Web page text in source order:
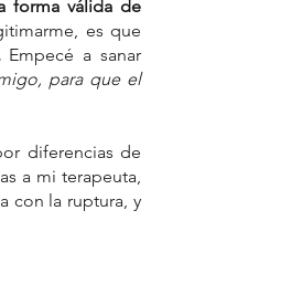
forma válida de
es que
Empecé a sanar
para que el
diferencias de
a mi terapeuta,
con la ruptura, y